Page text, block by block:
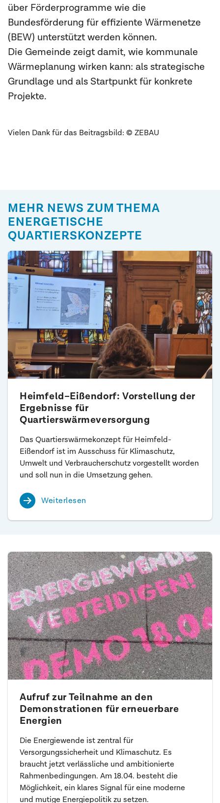
über Förderprogramme wie die
Bundesförderung für effiziente Wärmenetze
(BEW) unterstützt werden können.
Die Gemeinde zeigt damit, wie kommunale
Wärmeplanung wirken kann: als strategische
Grundlage und als Startpunkt für konkrete
Projekte.
Vielen Dank für das Beitragsbild: © ZEBAU
MEHR NEWS ZUM THEMA
ENERGETISCHE
QUARTIERSKONZEPTE
Heimfeld–Eißendorf: Vorstellung der
Ergebnisse für
Quartierswärmeversorgung
Das Quartierswärmekonzept für Heimfeld-
Eißendorf ist im Ausschuss für Klimaschutz,
Umwelt und Verbraucherschutz vorgestellt worden
und soll nun in die Umsetzung gehen.
Weiterlesen
Aufruf zur Teilnahme an den
Demonstrationen für erneuerbare
Energien
Die Energiewende ist zentral für
Versorgungssicherheit und Klimaschutz. Es
braucht jetzt verlässliche und ambitionierte
Rahmenbedingungen. Am 18.04. besteht die
Möglichkeit, ein klares Signal für eine moderne
und mutige Energiepolitik zu setzen.